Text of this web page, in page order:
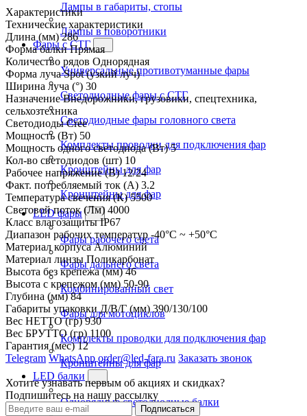
Лампы в габариты, стопы
Лампы в поворотники
Фары с СТГ
Универсальные противотуманные фары
Светодиодные фары с СТГ
Светодиодные фары головного света
Комплекты проводки для подключения фар
Кронштейны для фар
Кронштейны для фар
LED фары
Фары рабочего света
Фары дальнего света
Комбинированный свет
Фары для мотоциклов
Комплекты проводки для подключения фар
Кронштейны для фар
LED балки
Однорядные светодиодные балки
Характеристики
Технические характеристики
Длина (мм) 286
Форма балки Прямая
Количество рядов Однорядная
Форма луча Spot (узкий луч)
Ширина луча (°) 30
Назначение Внедорожники, грузовики, спецтехника,
сельхозтехника
Светодиоды Cree
Мощность (Вт) 50
Мощность одного светодиода (Вт) 5
Кол-во светодиодов (шт) 10
Рабочее напряжение (В) 12/24
Факт. потребляемый ток (А) 3.2
Температура свечения (К) 5500
Световой поток (Лм) 4000
Класс влагозащиты IP67
Диапазон рабочих температур -40°С ~ +50°С
Материал корпуса Алюминий
Материал линзы Поликарбонат
Высота без крепежа (мм) 46
Высота с крепежом (мм) 50-90
Глубина (мм) 84
Габариты упаковки Д/В/Г (мм) 390/130/100
Вес НЕТТО (гр) 930
Вес БРУТТО (гр) 1100
Гарантия (мес) 12
Telegram WhatsApp order@led-fara.ru Заказать звонок
Хотите узнавать первым об акциях и скидках?
Подпишитесь на нашу рассылку
Подписаться